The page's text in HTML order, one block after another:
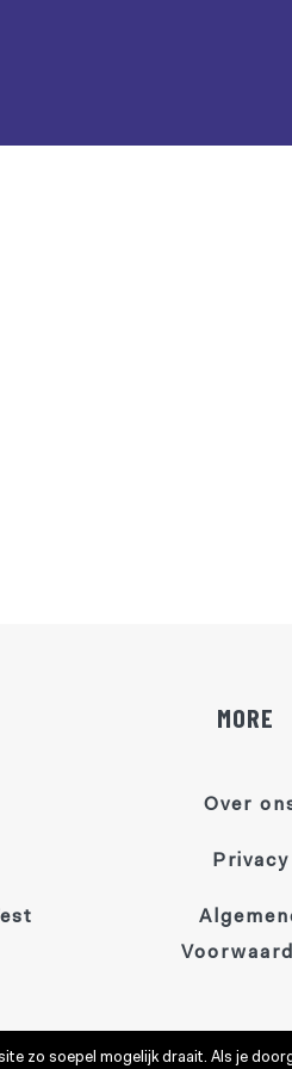
MORE
Over
Privacy
zo soepel mogelijk draait. Als je